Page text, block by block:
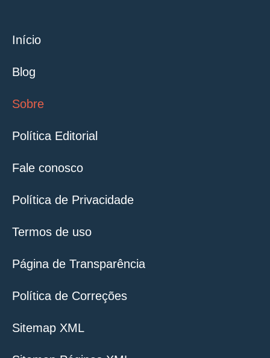
Início
Blog
Sobre
Política Editorial
Fale conosco
Política de Privacidade
Termos de uso
Página de Transparência
Política de Correções
Sitemap XML